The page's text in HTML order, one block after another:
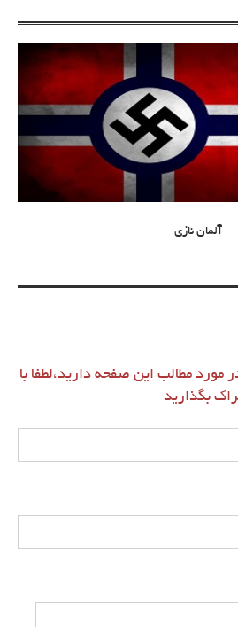
آلمان نازی
مورد مطالب این صفحه دارید،لطفا با
بگذارید